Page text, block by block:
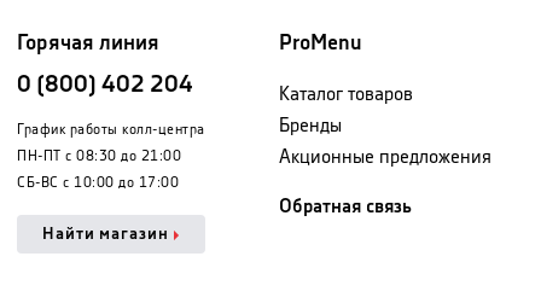
Горячая линия
0 (800) 402 204
График работы колл-центра
ПН-ПТ с 08:30 до 21:00
СБ-ВС с 10:00 до 17:00
Найти магазин
ProMenu
Каталог товаров
Бренды
Акционные предложения
Обратная связь